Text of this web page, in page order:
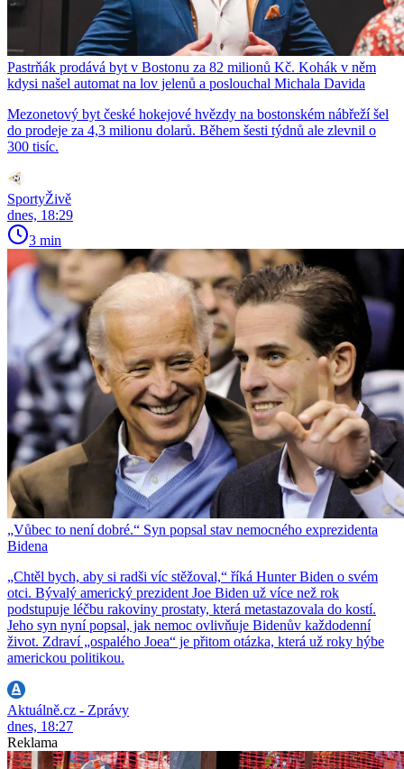
Pastrňák prodává byt v Bostonu za 82 milionů Kč. Kohák v něm
kdysi našel automat na lov jelenů a poslouchal Michala Davida
Mezonetový byt české hokejové hvězdy na bostonském nábřeží šel
do prodeje za 4,3 milionu dolarů. Během šesti týdnů ale zlevnil o
300 tisíc.
SportyŽivě
dnes, 18:29
3 min
„Vůbec to není dobré.“ Syn popsal stav nemocného exprezidenta
Bidena
„Chtěl bych, aby si radši víc stěžoval,“ říká Hunter Biden o svém
otci. Bývalý americký prezident Joe Biden už více než rok
podstupuje léčbu rakoviny prostaty, která metastazovala do kostí.
Jeho syn nyní popsal, jak nemoc ovlivňuje Bidenův každodenní
život. Zdraví „ospalého Joea“ je přitom otázka, která už roky hýbe
americkou politikou.
Aktuálně.cz - Zprávy
dnes, 18:27
Reklama